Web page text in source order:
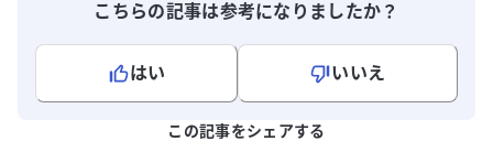
リノーマを疑っています。また、ピロリ菌
の除菌が本当に成功したのかどうかについ
ても不安があります。
こちらの記事は参考になりましたか？
はい
いいえ
この記事をシェアする